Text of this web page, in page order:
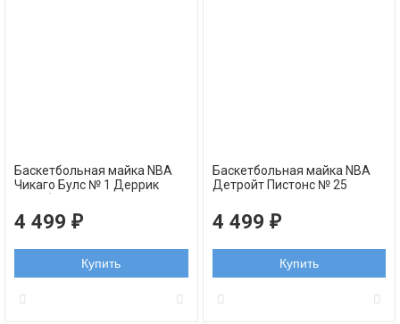
Баскетбольная майка NBA
Чикаго Булс № 1 Деррик
REV30
4 499 ₽
Купить
Баскетбольная майка NBA
Детройт Пистонс № 25
swingman
4 499 ₽
Купить